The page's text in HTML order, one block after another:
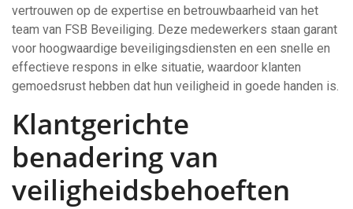
vertrouwen op de expertise en betrouwbaarheid van het
team van FSB Beveiliging. Deze medewerkers staan garant
voor hoogwaardige beveiligingsdiensten en een snelle en
effectieve respons in elke situatie, waardoor klanten
gemoedsrust hebben dat hun veiligheid in goede handen is.
Klantgerichte
benadering van
veiligheidsbehoeften